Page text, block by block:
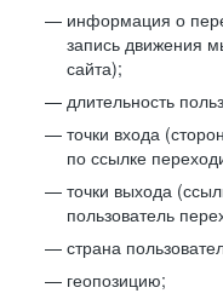
информация о
запись движения
сайта);
длительность
точки входа
по ссылке
точки выхода
пользователь
страна
геопозицию;